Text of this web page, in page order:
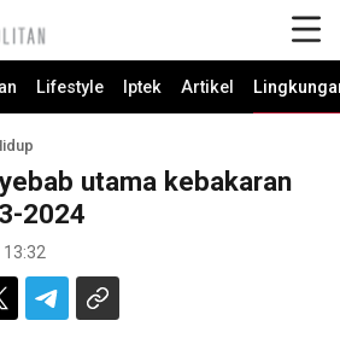
Lifestyle Iptek Artikel
utama kebakaran
2024